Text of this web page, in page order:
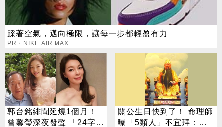
踩著空氣，邁向極限，讓每一步都輕盈有力
PR・NIKE AIR MAX
郭台銘緋聞延燒1個月！
曾馨瑩深夜發聲 「24字」
關公生日快到了！ 命理師
曝「5類人」不宜拜：求